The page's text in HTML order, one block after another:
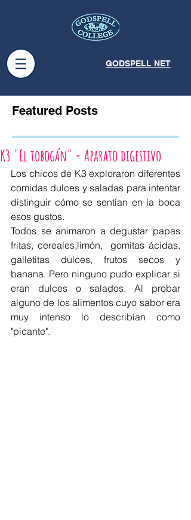
GODSPELL NET
Featured Posts
K3 "El tobogán" - Aparato digestivo
Los chicos de K3 exploraron diferentes
comidas dulces y saladas para intentar
distinguir cómo se sentían en la boca
esos gustos.
Todos se animaron a degustar papas
fritas, cereales,limón,  gomitas ácidas,
galletitas dulces, frutos secos y
banana. Pero ninguno pudo explicar si
eran dulces o salados. Al probar
alguno de los alimentos cuyo sabor era
muy intenso lo describían como
"picante".